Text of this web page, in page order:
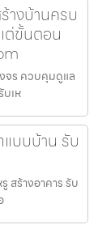
างบ้านครบ
ต่ขั้นตอน
จร ควบคุมดูแล
เห
บบบ้าน รับ
สร้างอาคาร รับ